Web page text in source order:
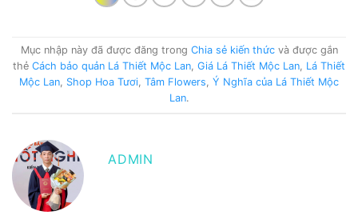
Mục nhập này đã được đăng trong Chia sẻ kiến thứcvà được gắn
thẻ Cách bảo quản Lá Thiết Mộc Lan, Giá Lá Thiết Mộc Lan, Lá Thiết
Mộc Lan, Shop Hoa Tươi, Tâm Flowers, Ý Nghĩa của Lá Thiết Mộc
Lan.
ADMIN